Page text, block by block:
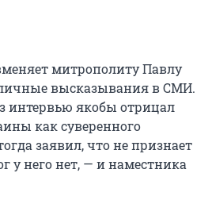
митрополиту Павлу
высказывания в СМИ.
интервью якобы отрицал
как суверенного
заявил, что не признает
у него нет, — и наместника